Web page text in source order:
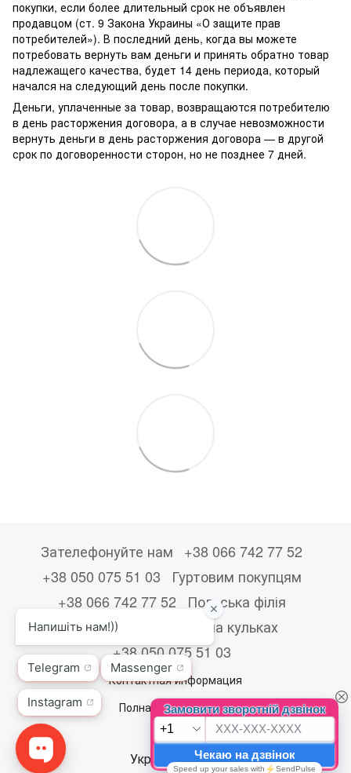
покупки, если более длительный срок не объявлен
продавцом (ст. 9 Закона Украины «О защите прав
потребителей»). В последний день, когда вы можете
потребовать вернуть вам деньги и принять обратно товар
надлежащего качества, будет 14 день периода, который
начался на следующий день после покупки.
Деньги, уплаченные за товар, возвращаются потребителю
в день расторжения договора, а в случае невозможности
вернуть деньги в день расторжения договора — в другой
срок по договоренности сторон, но не позднее 7 дней.
Зателефонуйте нам
+38 066 742 77 52
+38 050 075 51 03
Гуртовим покупцям
+38 066 742 77 52
Польська філія
+48533867723
Друк на кульках
+38 050 075 51 03
Контактная информация
Полная версия сайта
© 2026
Укр Рус Eng